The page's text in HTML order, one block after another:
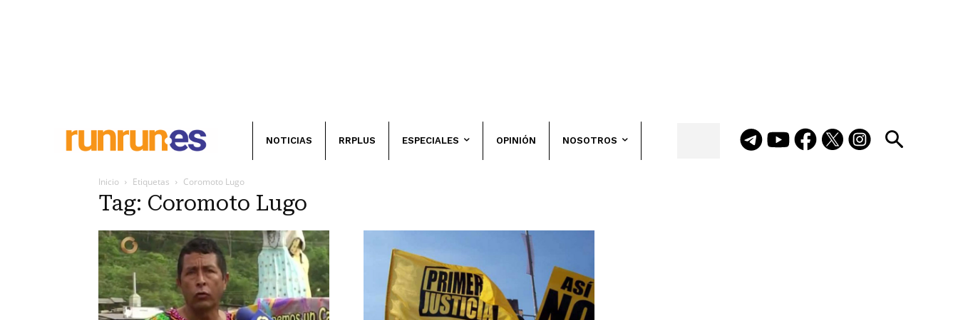
NOTICIAS RRPLUS ESPECIALES OPINIÓN NOSOTROS
Inicio Etiquetas Coromoto Lugo
Tag: Coromoto Lugo